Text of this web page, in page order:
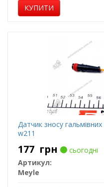
КУПИТИ
Датчик зносу
w211
177 грн
сьогодні
Артикул:
Meyle